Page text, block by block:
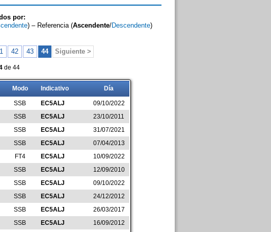
por:
) – Referencia (Ascendente/Descendente)
42 43 44 Siguiente >
de 44
Modo Indicativo Día
SSB EC5ALJ
09/10/2022
SSB EC5ALJ
23/10/2011
SSB EC5ALJ
31/07/2021
SSB EC5ALJ
07/04/2013
FT4 EC5ALJ
10/09/2022
SSB EC5ALJ
12/09/2010
SSB EC5ALJ
09/10/2022
SSB EC5ALJ
24/12/2012
SSB EC5ALJ
26/03/2017
SSB EC5ALJ
16/09/2012